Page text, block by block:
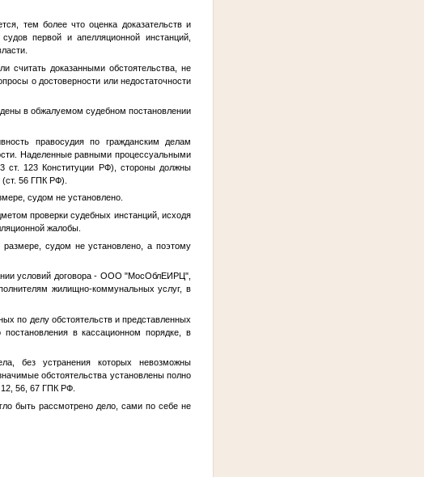
тем более что оценка доказательств и
первой и апелляционной инстанций,
считать доказанными обстоятельства, не
о достоверности или недостаточности
в обжалуемом судебном постановлении
правосудия по гражданским делам
Наделенные равными процессуальными
ст. 123 Конституции РФ), стороны должны
(ст. 56 ГПК РФ).
судом не установлено.
проверки судебных инстанций, исходя
жалобы.
судом не установлено, а поэтому
условий договора - ООО "МосОблЕИРЦ",
жилищно-коммунальных услуг, в
по делу обстоятельств и представленных
в кассационном порядке, в
без устранения которых невозможны
обстоятельства установлены полно
56, 67 ГПК РФ.
быть рассмотрено дело, сами по себе не